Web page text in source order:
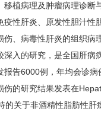
移植病理及肿瘤病理诊断
疫性肝炎 、原发性胆汁性
伤 病毒性肝炎的组织病
深入的研究，是全国肝病
报告6000例，年均会诊
伤的研究结果发表在
的关于非酒精性脂肪性肝